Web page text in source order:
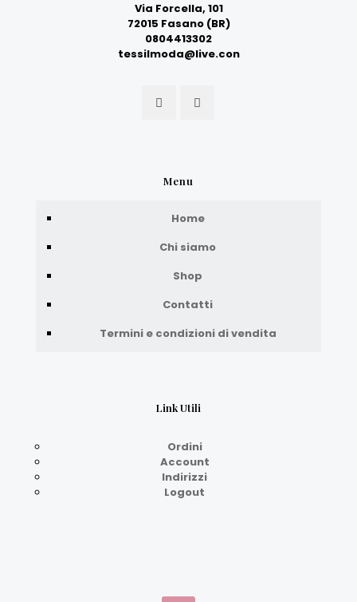
Via Forcella, 101
72015 Fasano (BR)
0804413302
tessilmoda@live.con
Menu
Home
Chi siamo
Shop
Contatti
Termini e condizioni di vendita
Link Utili
Ordini
Account
Indirizzi
Logout